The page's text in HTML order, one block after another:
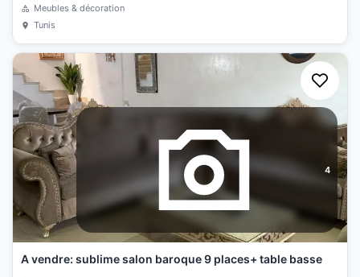
Meubles & décoration
Tunis
4
A vendre: sublime salon baroque 9 places+ table basse